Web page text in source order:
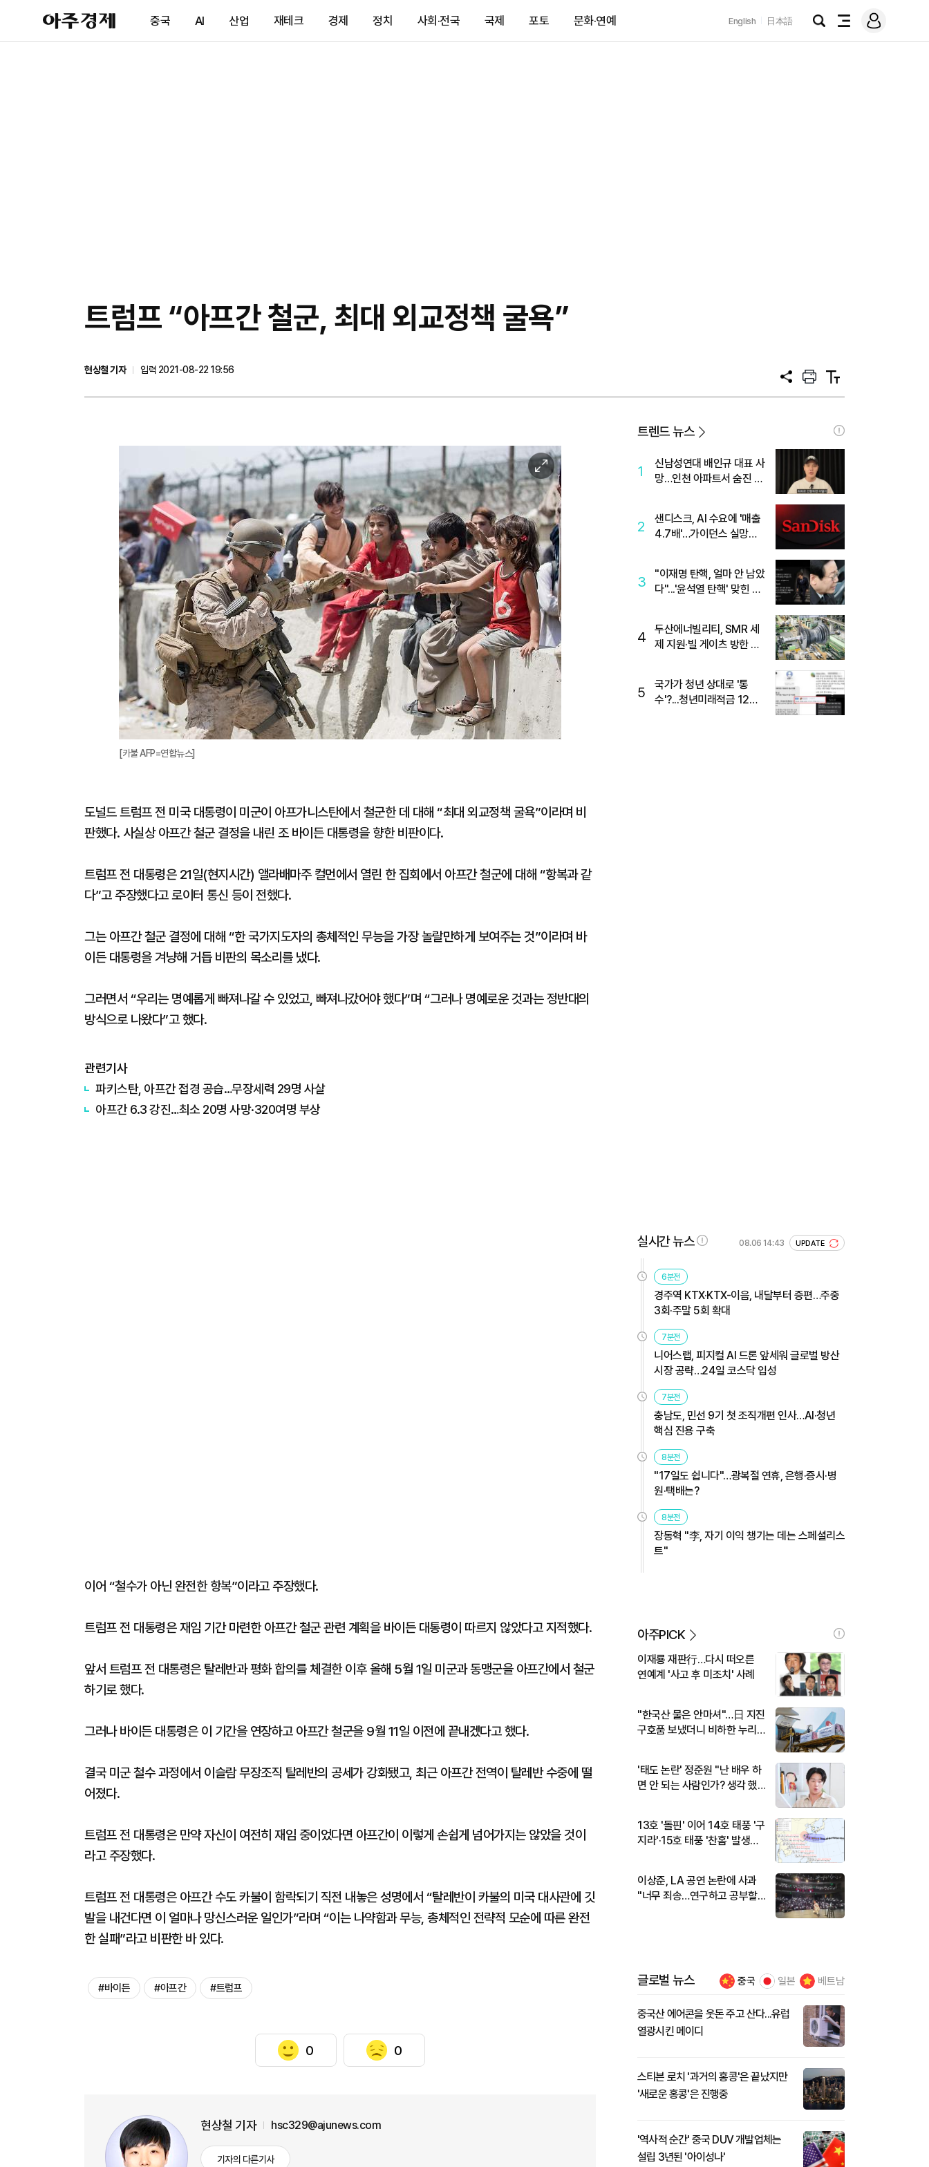
아
주
제
중국 AI 산업 재테크 경제 정치 사회·전국 국제 포토 문화·연예 English 日本語
검
전
메
그
​트럼프 “아프간 철군, 최대 외교정책 굴욕”
현상철 기자
입력 2021-08-22 19:56
공
프
트
텍
트
이
미
지
확
대
[카불 AFP=연합뉴스]
도널드 트럼프 전 미국 대통령이 미군이 아프가니스탄에서 철군한 데 대해 “최대 외교정책 굴욕”이라며 비
판했다. 사실상 아프간 철군 결정을 내린 조 바이든 대통령을 향한 비판이다.
트럼프 전 대통령은 21일(현지시간) 앨라배마주 컬먼에서 열린 한 집회에서 아프간 철군에 대해 “항복과 같
다”고 주장했다고 로이터 통신 등이 전했다.
그는 아프간 철군 결정에 대해 “한 국가지도자의 총체적인 무능을 가장 놀랄만하게 보여주는 것”이라며 바
이든 대통령을 겨냥해 거듭 비판의 목소리를 냈다.
그러면서 “우리는 명예롭게 빠져나갈 수 있었고, 빠져나갔어야 했다”며 “그러나 명예로운 것과는 정반대의
방식으로 나왔다”고 했다.
관련기사
파키스탄, 아프간 접경 공습…무장세력 29명 사살
아프간 6.3 강진…최소 20명 사망·320여명 부상
이어 “철수가 아닌 완전한 항복”이라고 주장했다.
트럼프 전 대통령은 재임 기간 마련한 아프간 철군 관련 계획을 바이든 대통령이 따르지 않았다고 지적했다.
앞서 트럼프 전 대통령은 탈레반과 평화 합의를 체결한 이후 올해 5월 1일 미군과 동맹군을 아프간에서 철군
하기로 했다.
그러나 바이든 대통령은 이 기간을 연장하고 아프간 철군을 9월 11일 이전에 끝내겠다고 했다.
결국 미군 철수 과정에서 이슬람 무장조직 탈레반의 공세가 강화됐고, 최근 아프간 전역이 탈레반 수중에 떨
어졌다.
트럼프 전 대통령은 만약 자신이 여전히 재임 중이었다면 아프간이 이렇게 손쉽게 넘어가지는 않았을 것이
라고 주장했다.
트럼프 전 대통령은 아프간 수도 카불이 함락되기 직전 내놓은 성명에서 “탈레반이 카불의 미국 대사관에 깃
발을 내건다면 이 얼마나 망신스러운 일인가”라며 “이는 나약함과 무능, 총체적인 전략적 모순에 따른 완전
한 실패”라고 비판한 바 있다.
#바이든 #아프간 #트럼프
0 0
현상철 기자 hsc329@ajunews.com
기자의 다른기사
트렌드 뉴스
1
신남성연대 배인규 대표 사
망…인천 아파트서 숨진 채
2
샌디스크, AI 수요에 '매출
4.7배'…가이던스 실망에
3
"이재명 탄핵, 얼마 안 남았
다"...'윤석열 탄핵' 맞힌 무
4
두산에너빌리티, SMR 세
제 지원·빌 게이츠 방한 기
5
국가가 청년 상대로 '통
수'?...청년미래적금 12%
실시간 뉴스 08.06 14:43 UPDATE
6분전
경주역 KTX·KTX-이음, 내달부터 증편…주중
3회·주말 5회 확대
7분전
니어스랩, 피지컬 AI 드론 앞세워 글로벌 방산
시장 공략…24일 코스닥 입성
7분전
충남도, 민선 9기 첫 조직개편 인사…AI·청년
핵심 진용 구축
8분전
"17일도 쉽니다"…광복절 연휴, 은행·증시·병
원·택배는?
8분전
장동혁 "李, 자기 이익 챙기는 데는 스페셜리스
트"
아주PICK
이재룡 재판行…다시 떠오른
연예계 '사고 후 미조치' 사례
"한국산 물은 안마셔"…日 지진
구호품 보냈더니 비하한 누리
'태도 논란' 정준원 "난 배우 하
면 안 되는 사람인가? 생각 했
13호 '돌핀' 이어 14호 태풍 '구
지라'·15호 태풍 '찬홈' 발생…
이상준, LA 공연 논란에 사과
"너무 죄송…연구하고 공부할
글로벌 뉴스 중국 일본 베트남
중국산 에어콘을 웃돈 주고 산다...유럽
열광시킨 메이디
스티븐 로치 '과거의 홍콩'은 끝났지만
'새로운 홍콩'은 진행중
'역사적 순간' 중국 DUV 개발업체는
설립 3년된 '아이성나'